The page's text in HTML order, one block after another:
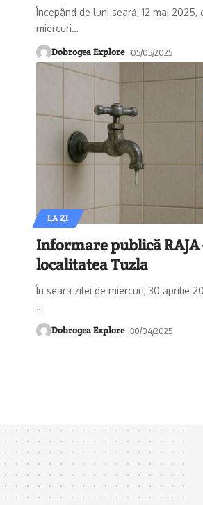
Începând de luni seară, 12 mai 2025,
miercuri…
Dobrogea Explore 05/05/2025
LA ZI
Informare publică RAJA
localitatea Tuzla
În seara zilei de miercuri, 30 aprilie
…
Dobrogea Explore 30/04/2025